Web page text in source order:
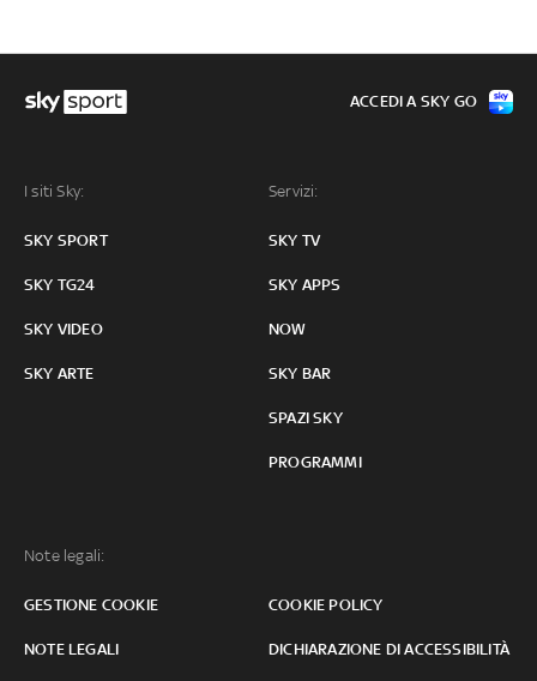
I siti Sky:
SKY SPORT
SKY TG24
SKY VIDEO
SKY ARTE
Servizi:
SKY TV
SKY APPS
NOW
SKY BAR
SPAZI SKY
PROGRAMMI
Note legali:
GESTIONE COOKIE COOKIE POLICY
NOTE LEGALI DICHIARAZIONE DI ACCESSIBILITÀ
ACCEDI A SKY GO